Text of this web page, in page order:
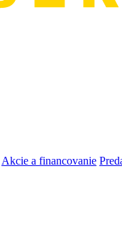
Akcie a financovanie